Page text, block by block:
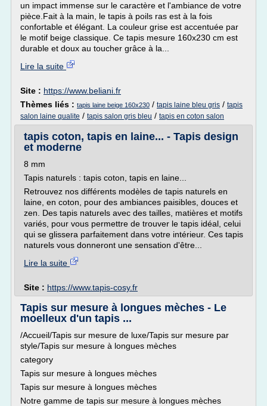
un impact immense sur le caractère et l'ambiance de votre
pièce.Fait à la main, le tapis à poils ras est à la fois
confortable et élégant. La couleur grise est accentuée par
le motif beige classique. Ce tapis mesure 160x230 cm est
durable et doux au toucher grâce à la...
Lire la suite
Site : https://www.beliani.fr
Thèmes liés : tapis laine beige 160x230 / tapis laine bleu gris / tapis
salon laine qualite / tapis salon gris bleu / tapis en coton salon
tapis coton, tapis en laine... - Tapis design
et moderne
8 mm
Tapis naturels : tapis coton, tapis en laine...
Retrouvez nos différents modèles de tapis naturels en
laine, en coton, pour des ambiances paisibles, douces et
zen. Des tapis naturels avec des tailles, matières et motifs
variés, pour vous permettre de trouver le tapis idéal, celui
qui se glissera parfaitement dans votre intérieur. Ces tapis
naturels vous donneront une sensation d'être...
Lire la suite
Site : https://www.tapis-cosy.fr
Tapis sur mesure à longues mèches - Le
moelleux d'un tapis ...
/Accueil/Tapis sur mesure de luxe/Tapis sur mesure par
style/Tapis sur mesure à longues mèches
category
Tapis sur mesure à longues mèches
Tapis sur mesure à longues mèches
Notre gamme de tapis sur mesure à longues mèches